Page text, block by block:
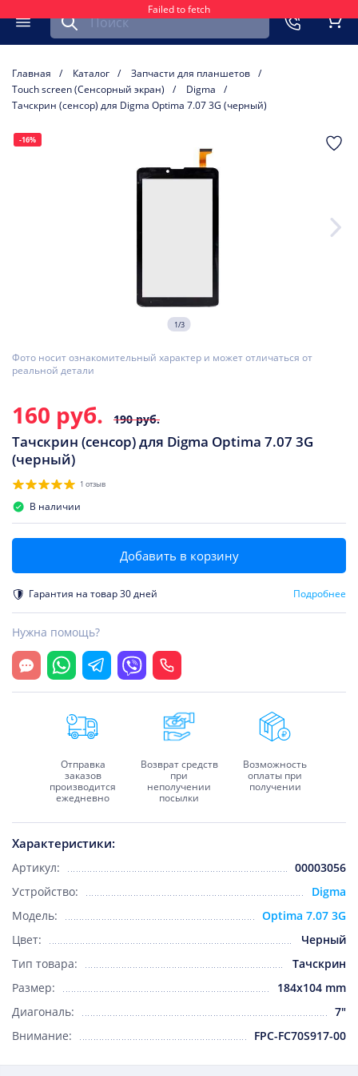
Failed to fetch
Меню
Найти запчасть для мобильного устройства
Главная Каталог
Запчасти для планшетов
Touch screen (Сенсорный экран)
Digma
Тачскрин (сенсор) для Digma Optima 7.07 3G (черный)
-16%
1/3
Фото носит ознакомительный характер и может отличаться от
реальной детали
Характеристики:
Артикул:
00003056
Устройство:
Digma
Модель:
Optima 7.07 3G
Цвет:
Черный
Тип товара:
Тачскрин
Размер:
184x104 mm
Диагональ:
7"
Внимание:
FPC-FC70S917-00
160 руб. 190 руб.
Тачскрин (сенсор) для Digma Optima 7.07 3G
(черный)
1 отзыв
В наличии
Добавить в корзину
Гарантия на товар 30 дней Подробнее
Нужна помощь?
Открыть чат
WhatsappTelegramViber Позвонить
Отправка
заказов
производится
ежедневно
Возврат средств
при
неполучении
посылки
Возможность
оплаты при
получении